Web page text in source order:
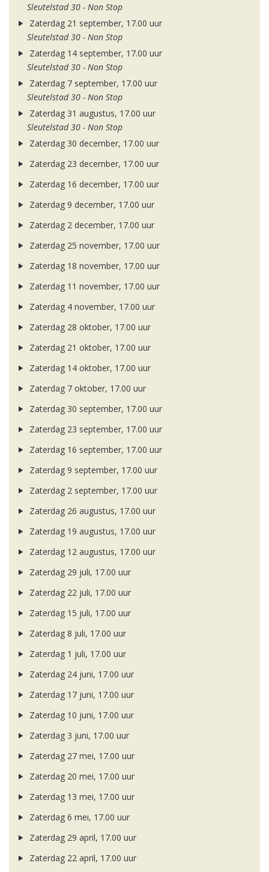
Sleutelstad 30 - Non Stop
Zaterdag 21 september, 17.00 uur
Sleutelstad 30 - Non Stop
Zaterdag 14 september, 17.00 uur
Sleutelstad 30 - Non Stop
Zaterdag 7 september, 17.00 uur
Sleutelstad 30 - Non Stop
Zaterdag 31 augustus, 17.00 uur
Sleutelstad 30 - Non Stop
Zaterdag 30 december, 17.00 uur
Zaterdag 23 december, 17.00 uur
Zaterdag 16 december, 17.00 uur
Zaterdag 9 december, 17.00 uur
Zaterdag 2 december, 17.00 uur
Zaterdag 25 november, 17.00 uur
Zaterdag 18 november, 17.00 uur
Zaterdag 11 november, 17.00 uur
Zaterdag 4 november, 17.00 uur
Zaterdag 28 oktober, 17.00 uur
Zaterdag 21 oktober, 17.00 uur
Zaterdag 14 oktober, 17.00 uur
Zaterdag 7 oktober, 17.00 uur
Zaterdag 30 september, 17.00 uur
Zaterdag 23 september, 17.00 uur
Zaterdag 16 september, 17.00 uur
Zaterdag 9 september, 17.00 uur
Zaterdag 2 september, 17.00 uur
Zaterdag 26 augustus, 17.00 uur
Zaterdag 19 augustus, 17.00 uur
Zaterdag 12 augustus, 17.00 uur
Zaterdag 29 juli, 17.00 uur
Zaterdag 22 juli, 17.00 uur
Zaterdag 15 juli, 17.00 uur
Zaterdag 8 juli, 17.00 uur
Zaterdag 1 juli, 17.00 uur
Zaterdag 24 juni, 17.00 uur
Zaterdag 17 juni, 17.00 uur
Zaterdag 10 juni, 17.00 uur
Zaterdag 3 juni, 17.00 uur
Zaterdag 27 mei, 17.00 uur
Zaterdag 20 mei, 17.00 uur
Zaterdag 13 mei, 17.00 uur
Zaterdag 6 mei, 17.00 uur
Zaterdag 29 april, 17.00 uur
Zaterdag 22 april, 17.00 uur